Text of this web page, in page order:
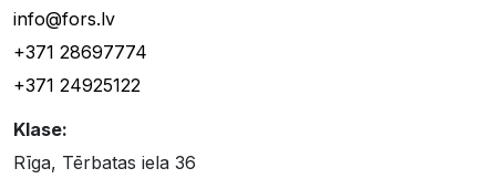
info@fors.lv
+371 28697774
+371 24925122
Klase:
Rīga, Tērbatas iela 36